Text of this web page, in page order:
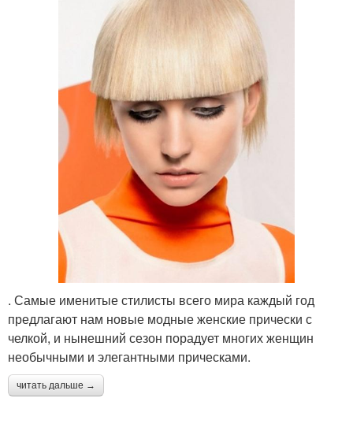
. Самые именитые стилисты всего мира каждый год
предлагают нам новые модные женские прически с
челкой, и нынешний сезон порадует многих женщин
необычными и элегантными прическами.
читать дальше →